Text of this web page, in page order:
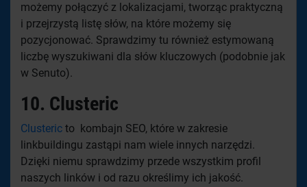
możemy połączyć z lokalizacjami, tworząc praktyczną
i przejrzystą listę słów, na które możemy się
pozycjonować. Sprawdzimy tu również estymowaną
liczbę wyszukiwani dla słów kluczowych (podobnie jak
w Senuto).
10. Clusteric
Clusteric to kombajn SEO, które w zakresie
linkbuildingu zastąpi nam wiele innych narzędzi.
Dzięki niemu sprawdzimy przede wszystkim profil
naszych linków i od razu określimy ich jakość.